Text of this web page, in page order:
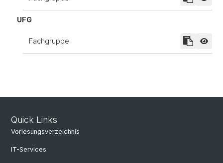
UFG
Fachgruppe
Quick Links
Vorlesungsverzeichnis
IT-Services